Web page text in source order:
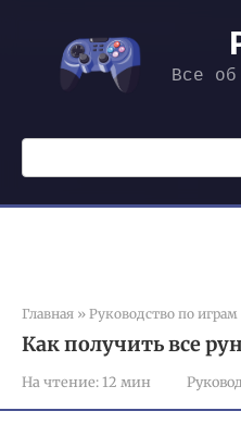
контенту
Все
Поиск:
Главная » Руководство по играм
Как получить все
На чтение: 12 мин